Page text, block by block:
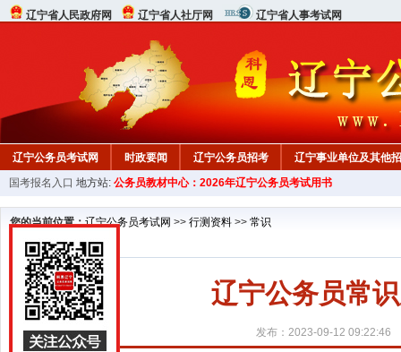
辽宁省人民政府网 辽宁省人社厅网 辽宁省人事考试网
辽宁公务员考试网 时政要闻 辽宁公务员招考 辽宁事业单位及其他
在线咨询 教材中心
国考报名入口 地方站: 公务员教材中心：2026年辽宁公务员考试用书
您的当前位置：辽宁公务员考试网 >> 行测资料 >> 常识
辽宁公务员常
发布：2023-09-12 09:22:46